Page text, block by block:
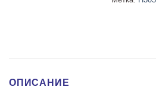
ОПИСАНИЕ